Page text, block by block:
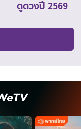
ดูดวงปี 2569